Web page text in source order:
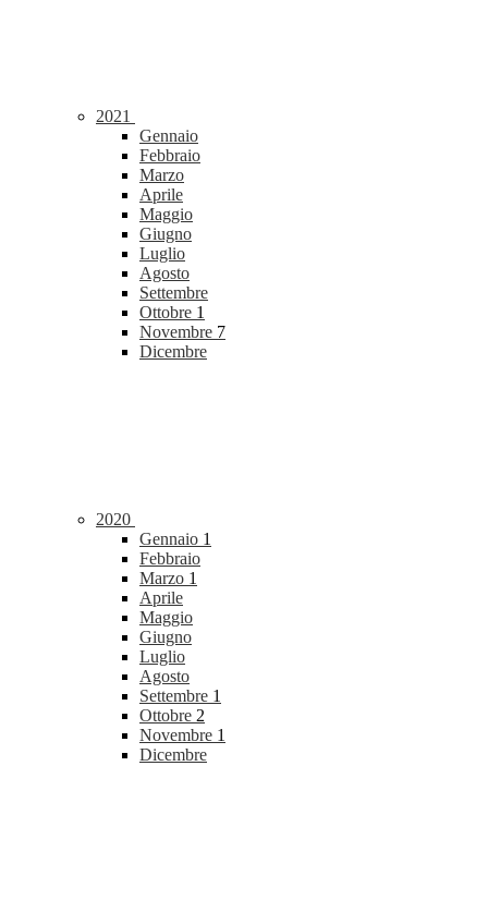
2021
Gennaio
Febbraio
Marzo
Aprile
Maggio
Giugno
Luglio
Agosto
Settembre
Ottobre 1
Novembre 7
Dicembre
2020
Gennaio 1
Febbraio
Marzo 1
Aprile
Maggio
Giugno
Luglio
Agosto
Settembre 1
Ottobre 2
Novembre 1
Dicembre